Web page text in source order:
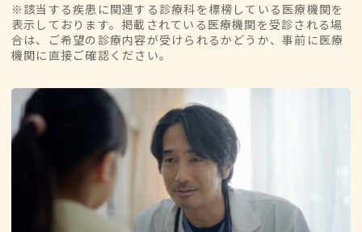
※該当する疾患に関連する診療科を標榜している医療機関を
表示しております。掲載されている医療機関を受診される場
合は、ご希望の診療内容が受けられるかどうか、事前に医療
機関に直接ご確認ください。